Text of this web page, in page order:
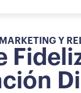
MARKETING Y